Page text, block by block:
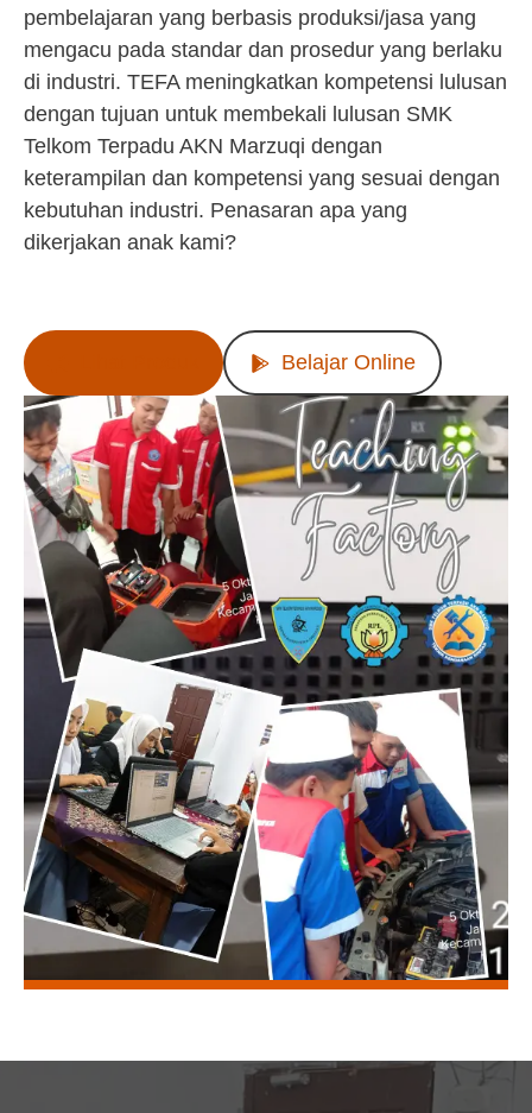
pembelajaran yang berbasis produksi/jasa yang
mengacu pada standar dan prosedur yang berlaku
di industri. TEFA meningkatkan kompetensi lulusan
dengan tujuan untuk membekali lulusan SMK
Telkom Terpadu AKN Marzuqi dengan
keterampilan dan kompetensi yang sesuai dengan
kebutuhan industri. Penasaran apa yang
dikerjakan anak kami?
Belajar Online